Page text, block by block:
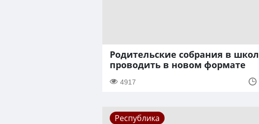
Родительские собрания в
проводить в новом формате
4917
Республика